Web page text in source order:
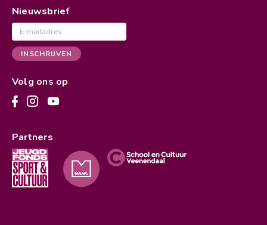
Nieuwsbrief
E-
mailadres
INSCHRIJVEN
Volg ons op
Partners